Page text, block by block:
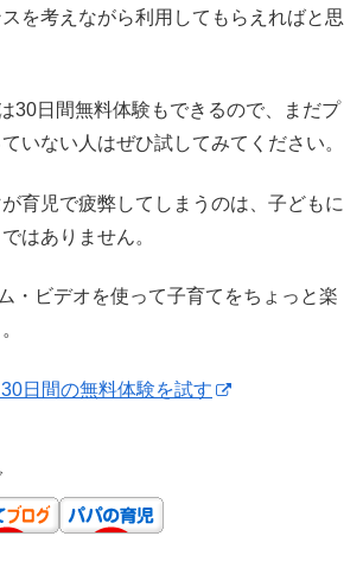
を考えながら利用してもらえればと思
30日間無料体験もできるので、まだプ
いない人はぜひ試してみてください。
育児で疲弊してしまうのは、子どもに
はありません。
・ビデオを使って子育てをちょっと楽
日間の無料体験を試す